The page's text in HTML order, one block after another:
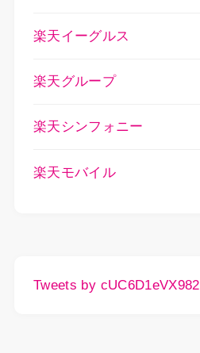
楽天イーグルス
楽天グループ
楽天シンフォニー
楽天モバイル
Tweets by cUC6D1eVX982